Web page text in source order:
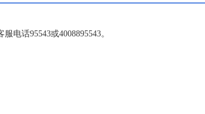
电话95543或4008895543。